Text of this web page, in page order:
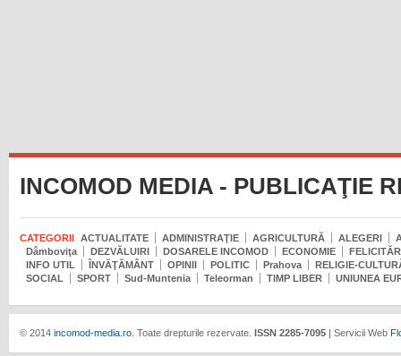
INCOMOD MEDIA - PUBLICAŢIE
CATEGORII ACTUALITATE ADMINISTRAŢIE AGRICULTURĂ ALEGERI
Dâmboviţa
DEZVĂLUIRI DOSARELE INCOMOD ECONOMIE
INFO UTIL
ÎNVĂŢĂMÂNT OPINII POLITIC Prahova
RELIGIE-
SOCIAL
SPORT Sud-Muntenia Teleorman TIMP LIBER UNIUNEA
© 2014incomod-media.ro. Toate drepturile rezervate. ISSN 2285-7095| Servicii Web